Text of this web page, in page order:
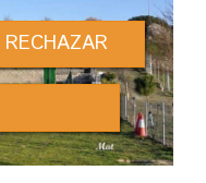
RECHAZAR